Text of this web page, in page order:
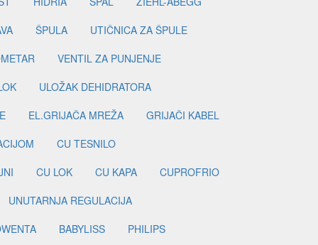
ŠPULA
UTIČNICA ZA ŠPULE
VENTIL ZA PUNJENJE
ULOŽAK DEHIDRATORA
EL.GRIJAČA MREŽA
GRIJAČI KABEL
CU TESNILO
CU LOK CU KAPA
CUPROFRIO
UNUTARNJA REGULACIJA
BABYLISS PHILIPS